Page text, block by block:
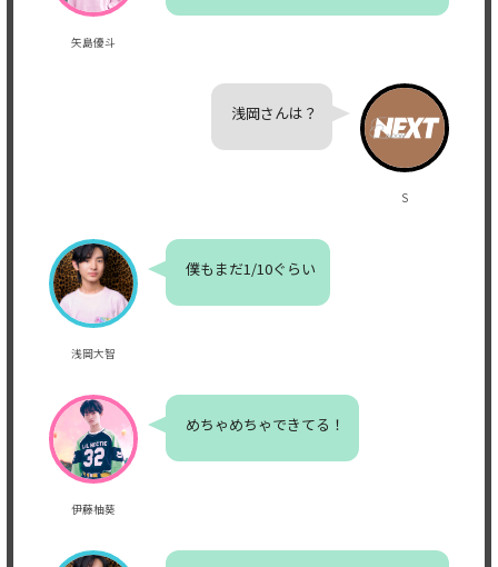
矢島優斗
S
浅岡さんは？
浅岡大智
僕もまだ1/10ぐらい
伊藤柚葵
めちゃめちゃできてる！